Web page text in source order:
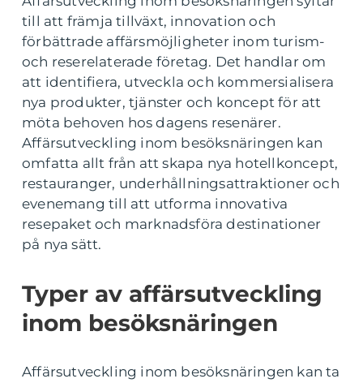
till att främja tillväxt, innovation och
förbättrade affärsmöjligheter inom turism-
och reserelaterade företag. Det handlar om
att identifiera, utveckla och kommersialisera
nya produkter, tjänster och koncept för att
möta behoven hos dagens resenärer.
Affärsutveckling inom besöksnäringen kan
omfatta allt från att skapa nya hotellkoncept,
restauranger, underhållningsattraktioner och
evenemang till att utforma innovativa
resepaket och marknadsföra destinationer
på nya sätt.
Typer av affärsutveckling
inom besöksnäringen
Affärsutveckling inom besöksnäringen kan ta